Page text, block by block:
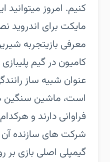
کنیم. امروز میتوانید
معرفی بازیتجربه
کامیون در گیم
عنوان شبیه ساز
است، ماشین سنگین
فراوانی دارند و
شرکت های سازنده
گیمپلی اصلی بازی